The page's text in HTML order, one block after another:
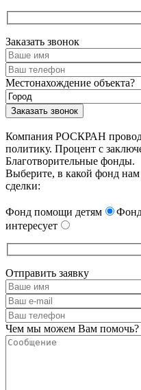
Заказать звонок
Местонахождение объекта?
Компания РОСКРАН
политику. Процент с
Благотворительные фонды.
Выберите, в какой фонд нам
сделки:
Фонд помощи детям
интересует
Отправить заявку
Чем мы можем Вам помочь?